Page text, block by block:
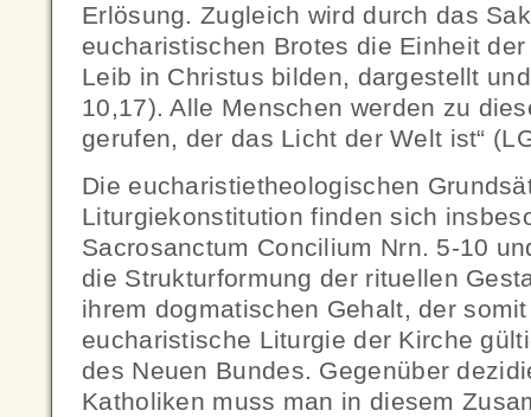
Erlösung. Zugleich wird durch das
eucharistischen Brotes die Einheit
Leib in Christus bilden, dargestellt
10,17). Alle Menschen werden zu
gerufen, der das Licht der Welt ist“
Die eucharistietheologischen
Liturgiekonstitution finden sich
Sacrosanctum Concilium Nrn. 5-10
die Strukturformung der rituellen
ihrem dogmatischen Gehalt, der
eucharistische Liturgie der Kirche
des Neuen Bundes. Gegenüber
Katholiken muss man in diesem